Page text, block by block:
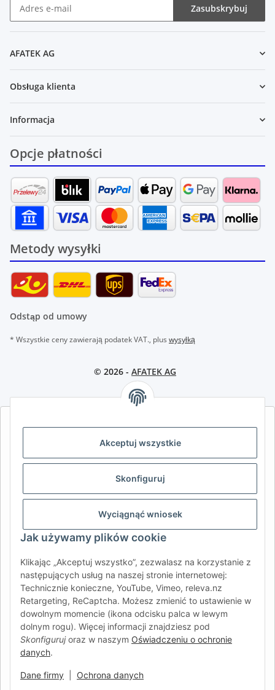
Akceptuj wszystkie
Skonfiguruj
Wyciągnąć wniosek
Jak używamy plików cookie
Klikając „Akceptuj wszystko”, zezwalasz na korzystanie z
następujących usług na naszej stronie internetowej:
Technicznie konieczne, YouTube, Vimeo, releva.nz
Retargeting, ReCaptcha. Możesz zmienić to ustawienie w
dowolnym momencie (ikona odcisku palca w lewym
dolnym rogu). Więcej informacji znajdziesz pod
Skonfigurujoraz w naszym Oświadczeniu o ochronie
danych.
Dane firmy Ochrona danych
Zasubskrybuj
AFATEK AG
Obsługa klienta
Informacja
Opcje płatności
Metody wysyłki
Odstąp od umowy
* Wszystkie ceny zawierają podatek VAT., plus wysyłką
© 2026 - AFATEK AG
AFATEK INTERNATIONAL – WYBIERZ REGION I JĘZYK | SELECT
DE AT CH (DE) CH (FR)
BE (NL) BE (FR)
SE FI
RO HR
AFATEK International| Twój partner w zakresie części
zamiennych do przyczep i pojazdów samochodowych
Zapytania:info@afatek.com
Globalna dostawa z naszego centralnego magazynu w
Niemczech.